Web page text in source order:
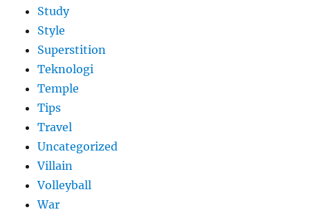
Study
Style
Superstition
Teknologi
Temple
Tips
Travel
Uncategorized
Villain
Volleyball
War